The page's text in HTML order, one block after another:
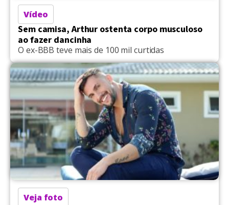
Vídeo
Sem camisa, Arthur ostenta corpo musculoso
ao fazer dancinha
O ex-BBB teve mais de 100 mil curtidas
Veja foto